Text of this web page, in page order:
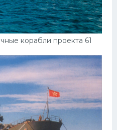
корабли проекта 61